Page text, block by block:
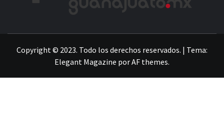
Copyright © 2023. Todo los derechos reservados. | Tema:
Elegant Magazine porAF themes.